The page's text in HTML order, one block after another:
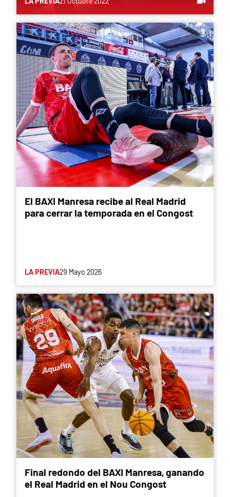
El BAXI Manresa recibe al Real Madrid
para cerrar la temporada en el Congost
LA PREVIA29 Mayo 2026
Final redondo del BAXI Manresa, ganando
el Real Madrid en el Nou Congost